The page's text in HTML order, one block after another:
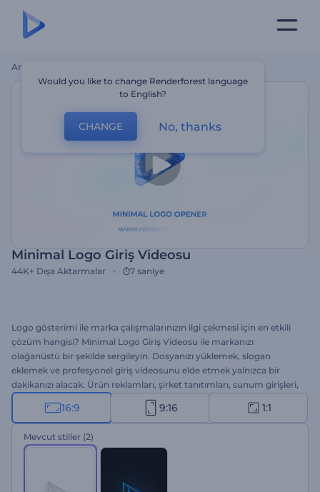
Ana Sayfa
Minimal Logo Giriş Videosu
44K+ Dışa Aktarmalar 7 saniye
Logo gösterimi ile marka çalışmalarınızın ilgi çekmesi için en etkili
çözüm hangisi? Minimal Logo Giriş Videosu ile markanızı
olağanüstü bir şekilde sergileyin. Dosyanızı yüklemek, slogan
eklemek ve profesyonel giriş videosunu elde etmek yalnızca bir
dakikanızı alacak. Ürün reklamları, şirket tanıtımları, sunum girişleri,
TV reklamları ve diğer projeler için kullanabilirsiniz. Minimal Logo
Giriş Videonuz yalnızca bir tık uzağınızda!
16:9 9:16 1:1
Mevcut stiller (2)
Would you like to change Renderforest language
to English?
CHANGE No, thanks